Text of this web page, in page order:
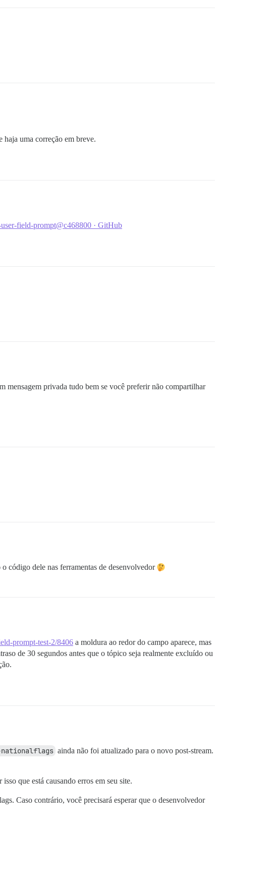
haja uma correção em breve.
field-prompt@c468800 · GitHub
mensagem privada tudo bem se você preferir não compartilhar
código dele nas ferramentas de desenvolvedor
prompt-test-2/8406 a moldura ao redor do campo aparece, mas
de 30 segundos antes que o tópico seja realmente excluído ou
nationalflags ainda não foi atualizado para o novo post-stream.
que está causando erros em seu site.
Caso contrário, você precisará esperar que o desenvolvedor